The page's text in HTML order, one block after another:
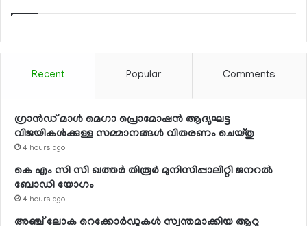
Recent Popular Comments
ഗ്രാന്‍ഡ് മാള്‍ മെഗാ പ്രൊമോഷന്‍ ആദ്യഘട്ട
വിജയികള്‍ക്കുള്ള സമ്മാനങ്ങള്‍ വിതരണം ചെയ്തു
4 hours ago
കെ എം സി സി ഖത്തര്‍ തിരൂര്‍ മുനിസിപ്പാലിറ്റി ജനറല്‍
ബോഡി യോഗം
4 hours ago
അഞ്ച് ലോക റെക്കോര്‍ഡുകള്‍ സ്വന്തമാക്കിയ ആറു